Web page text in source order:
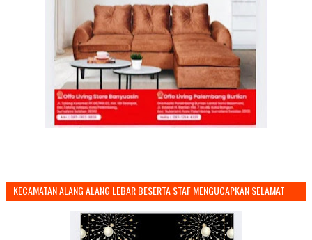
KECAMATAN ALANG ALANG LEBAR BESERTA STAF MENGUCAPKAN SELAMAT